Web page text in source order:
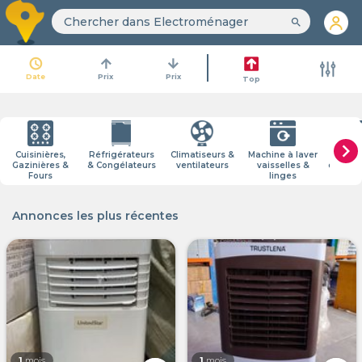
search
access_time
Date
arrow_upward
Prix
arrow_downward
Prix Top
chevron_right
Cuisinières,
Gazinières &
Fours
Réfrigérateurs
& Congélateurs
Climatiseurs &
ventilateurs
Machine à laver
vaisselles &
linges
Annonces les plus récentes